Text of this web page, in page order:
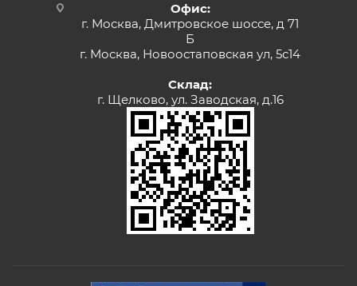
Офис:
г. Москва, Дмитровское шоссе, д 71
Б
г. Москва, Новоостаповская ул, 5с14
Склад:
г. Щелково, ул. Заводская, д.16